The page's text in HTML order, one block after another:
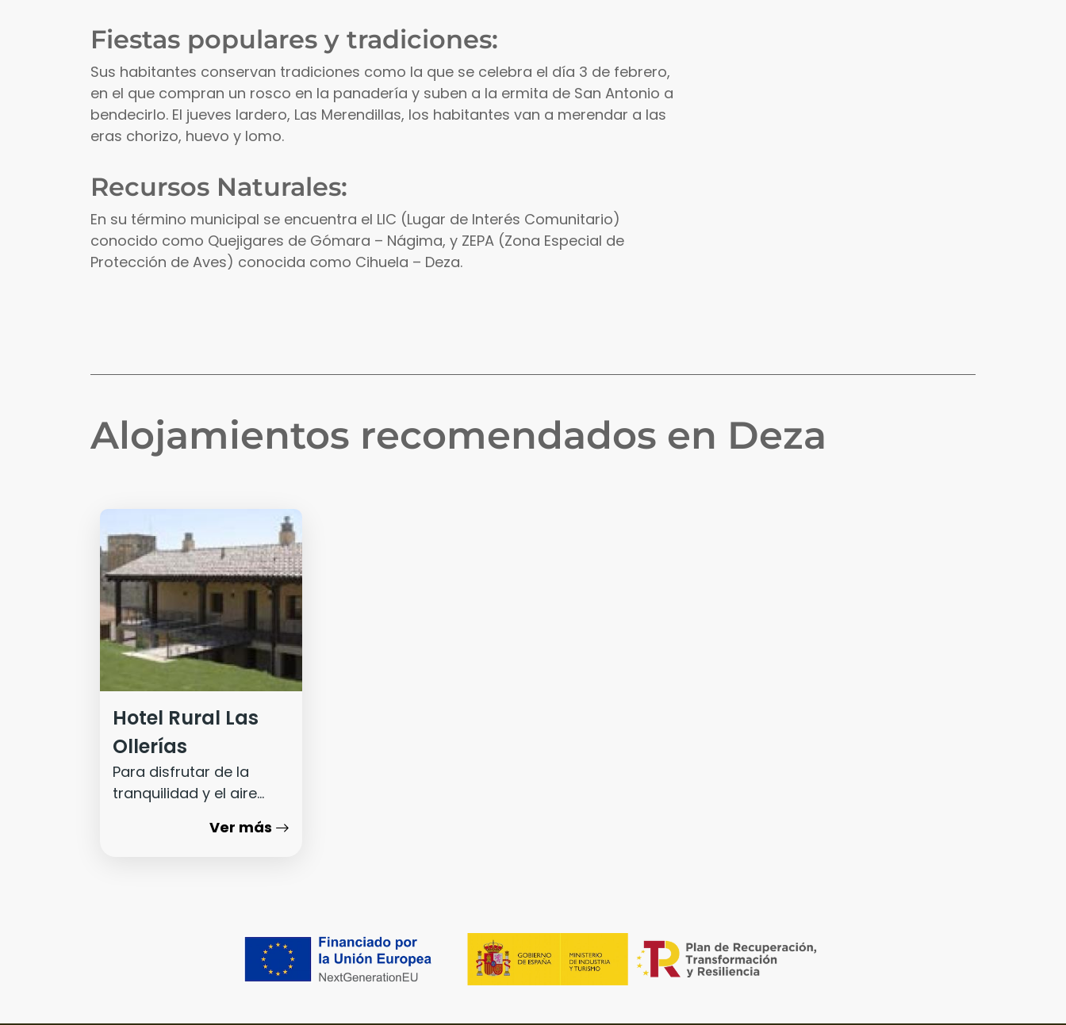
Fiestas populares y tradiciones:
Sus habitantes conservan tradiciones como la que se celebra el día 3 de febrero,
en el que compran un rosco en la panadería y suben a la ermita de San Antonio a
bendecirlo. El jueves lardero, Las Merendillas, los habitantes van a merendar a las
eras chorizo, huevo y lomo.
Recursos Naturales:
En su término municipal se encuentra el LIC (Lugar de Interés Comunitario)
conocido como Quejigares de Gómara – Nágima, y ZEPA (Zona Especial de
Protección de Aves) conocida como Cihuela – Deza.
Alojamientos recomendados en Deza
Hotel Rural Las
Ollerías
Para disfrutar de la
tranquilidad y el aire
Ver más